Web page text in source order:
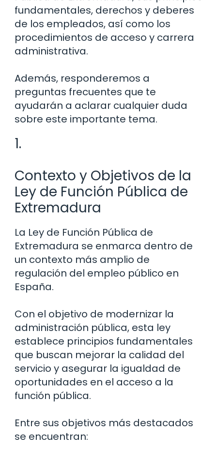
fundamentales, derechos y deberes
de los empleados, así como los
procedimientos de acceso y carrera
administrativa.
Además, responderemos a
preguntas frecuentes que te
ayudarán a aclarar cualquier duda
sobre este importante tema.
1.
Contexto y Objetivos de la
Ley de Función Pública de
Extremadura
La Ley de Función Pública de
Extremadura se enmarca dentro de
un contexto más amplio de
regulación del empleo público en
España.
Con el objetivo de modernizar la
administración pública, esta ley
establece principios fundamentales
que buscan mejorar la calidad del
servicio y asegurar la igualdad de
oportunidades en el acceso a la
función pública.
Entre sus objetivos más destacados
se encuentran: